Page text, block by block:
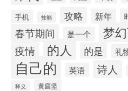
手机 技能 攻略 新年
春节期间 是一个 梦
疫情 的人 的是 礼
自己的 英语 诗人
释义 黄庭坚